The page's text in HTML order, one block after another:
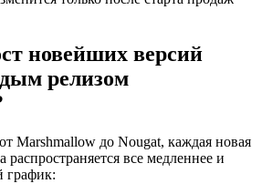
новейших версий
релизом
Marshmallow до Nougat, каждая новая
распространяется все медленнее и
график: